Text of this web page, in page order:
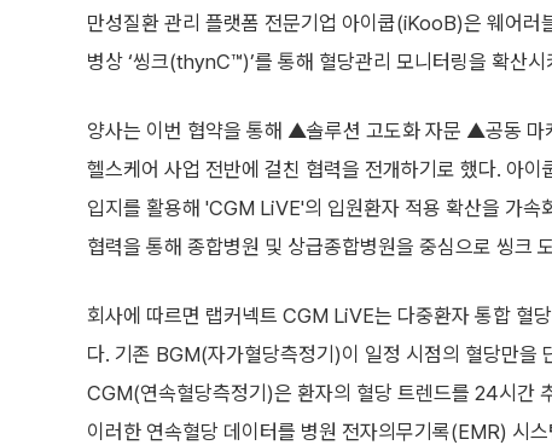
만성질환 관리 플랫폼 전문기업 아이쿱(iKooB)은 웨어
병상 ‘씽크(thynC™)’를 통해 혈당관리 모니터링을 확산
양사는 이번 협약을 통해 ▲솔루션 고도화 자문 ▲공동 마
헬스케어 사업 전반에 걸친 협력을 전개하기로 했다. 아이
입지를 활용해 'CGM LiVE'의 입원환자 적용 확산을 가속
협력을 통해 종합병원 및 상급종합병원을 중심으로 씽크
회사에 따르면 랩커넥트 CGM LiVE는 다중환자 통합 혈
다. 기존 BGM(자가혈당측정기)이 일정 시점의 혈당만을
CGM(연속혈당측정기)은 환자의 혈당 트렌드를 24시간
이러한 연속혈당 데이터를 병원 전자의무기록(EMR) 시